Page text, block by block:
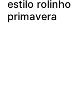
estilo rolinho
primavera